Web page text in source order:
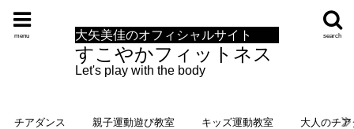
大矢美佳のオフィシャルサイト
すこやかフィットネス
Let's play with the body
search
menu
チアダンス 親子運動遊び教室 キッズ運動教室 大人のチ